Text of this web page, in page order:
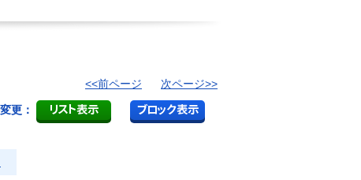
<<前ページ 次ページ>>
更：